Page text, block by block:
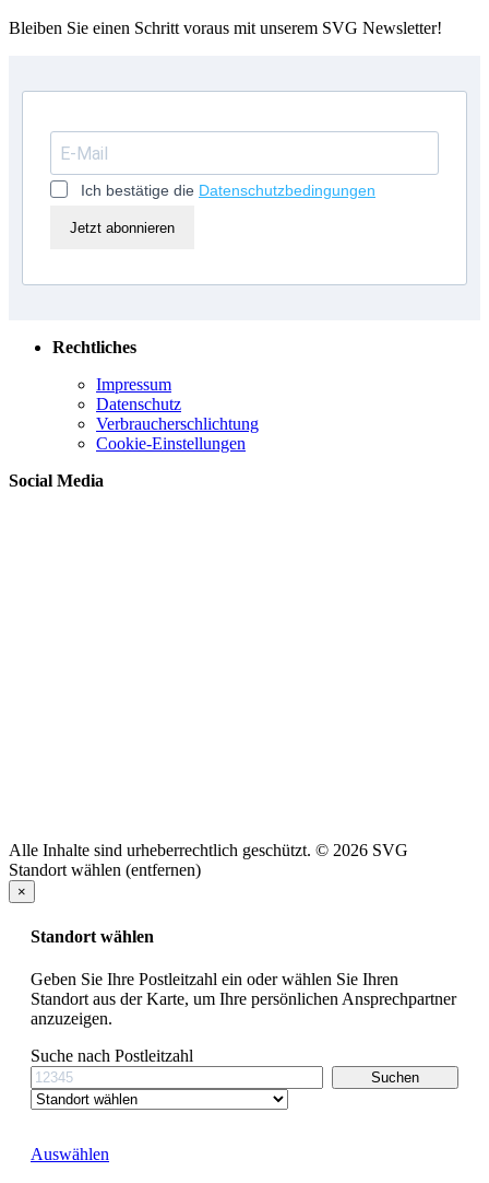
Bleiben Sie einen Schritt voraus mit unserem SVG Newsletter!
Ich bestätige die Datenschutzbedingungen
Jetzt abonnieren
Rechtliches
Impressum
Datenschutz
Verbraucherschlichtung
Cookie-Einstellungen
Social Media
Alle Inhalte sind urheberrechtlich geschützt. © 2026 SVG
Standort wählen (entfernen)
×
Standort wählen
Geben Sie Ihre Postleitzahl ein oder wählen Sie Ihren
Standort aus der Karte, um Ihre persönlichen Ansprechpartner
anzuzeigen.
Suche nach Postleitzahl
Auswählen